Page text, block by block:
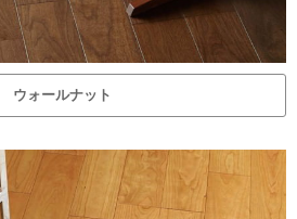
ウォールナット